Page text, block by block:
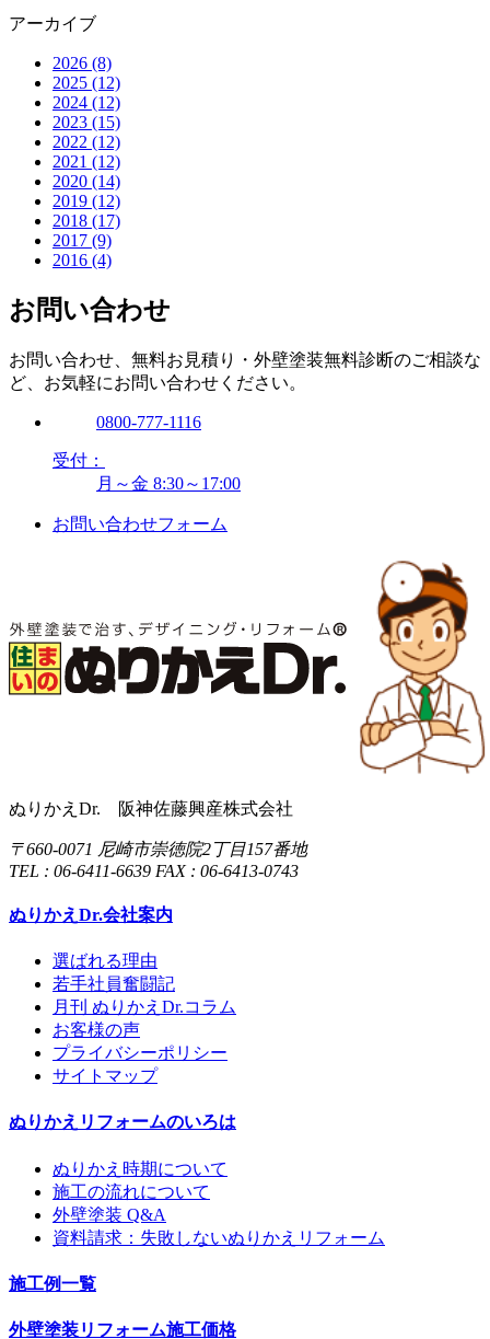
アーカイブ
2026 (8)
2025 (12)
2024 (12)
2023 (15)
2022 (12)
2021 (12)
2020 (14)
2019 (12)
2018 (17)
2017 (9)
2016 (4)
お問い合わせ
お問い合わせ、無料お見積り・外壁塗装無料診断のご相談な
ど、お気軽にお問い合わせください。
0800-777-1116
受付：
月～金 8:30～17:00
お問い合わせフォーム
ぬりかえDr. 阪神佐藤興産株式会社
〒660-0071 尼崎市崇徳院2丁目157番地
TEL : 06-6411-6639 FAX : 06-6413-0743
ぬりかえDr.会社案内
選ばれる理由
若手社員奮闘記
月刊 ぬりかえDr.コラム
お客様の声
プライバシーポリシー
サイトマップ
ぬりかえリフォームのいろは
ぬりかえ時期について
施工の流れについて
外壁塗装 Q&A
資料請求：失敗しないぬりかえリフォーム
施工例一覧
外壁塗装リフォーム施工価格